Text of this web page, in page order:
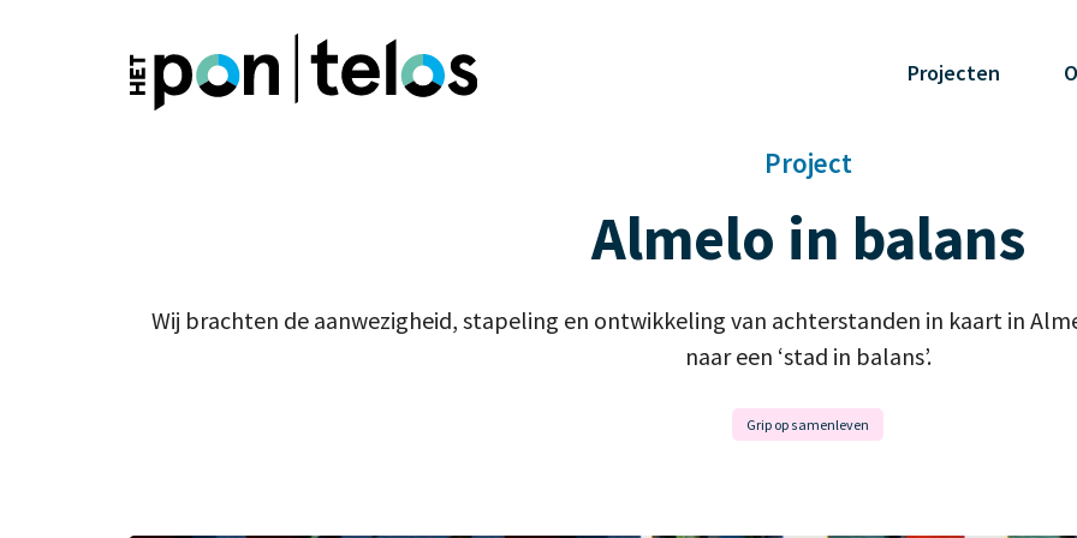
Projecten
Project
Almelo in balans
Wij brachten de aanwezigheid, stapeling en ontwikkeling van achterstanden in kaart in
naar een ‘stad in balans’.
Grip op samenleven